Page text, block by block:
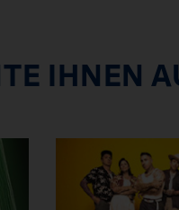
IHNEN